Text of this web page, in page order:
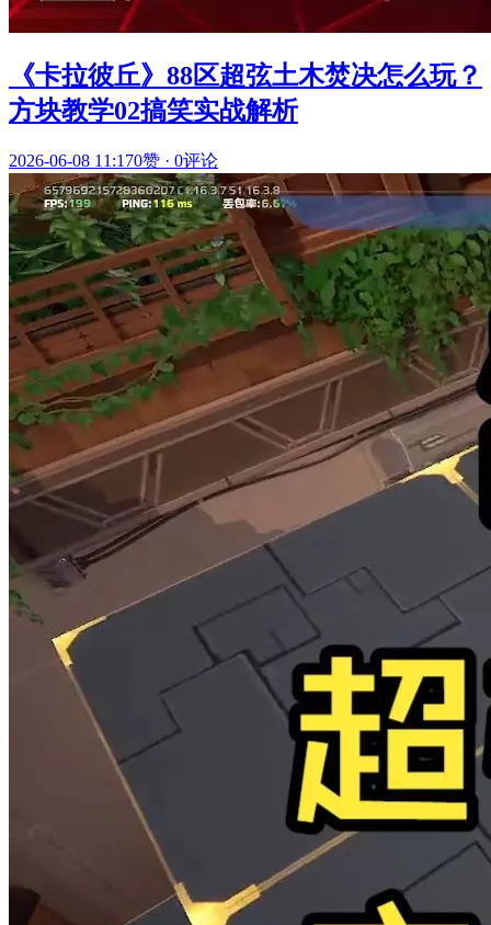
《卡拉彼丘》88区超弦土木焚决怎么玩？
方块教学02搞笑实战解析
2026-06-08 11:170赞 · 0评论